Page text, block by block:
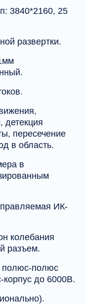
3840*2160, 25
развертки.
детекция
пересечение
в область.
в
ИК-
колебания
разъем.
полюс-полюс
до 6000В.